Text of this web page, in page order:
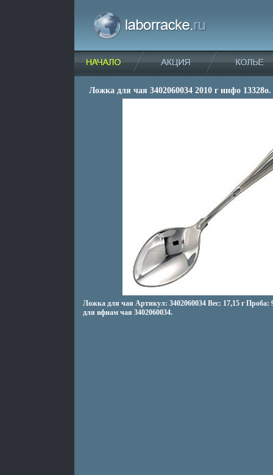
Ложка для чая 3402060034 2010 г инфо 13328o.
Ложка для чая Артикул: 3402060034 Вес: 17,15 г
для вфиам чая 3402060034.